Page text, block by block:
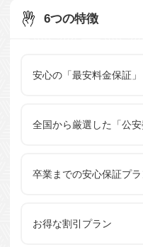
6つの特徴
安心の「最安料金保証」
全国から厳選した 「公
卒業までの安心保証プラ
お得な割引プラン